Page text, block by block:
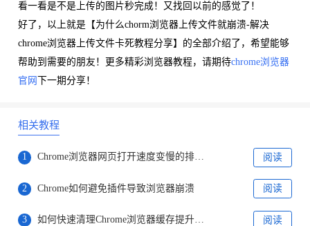
看一看是不是上传的图片秒完成！又找回以前的感觉了！
好了，以上就是【为什么chorm浏览器上传文件就崩溃-解决
chrome浏览器上传文件卡死教程分享】的全部介绍了，希望能够
帮助到需要的朋友！更多精彩浏览器教程，请期待chrome浏览器
官网
下一期分享！
相关教程
1 Chrome浏览器网页打开速度变慢的排查方法 阅读
2 Chrome如何避免插件导致浏览器崩溃 阅读
3 如何快速清理Chrome浏览器缓存提升性能 阅读